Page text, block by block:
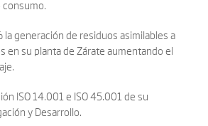
consumo.
la generación de residuos asimilables a
en su planta de Zárate aumentando el
ISO 14.001 e ISO 45.001 de su
y Desarrollo.